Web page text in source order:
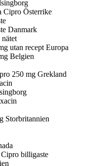
Cipro Österrike
Danmark
utan recept Europa
Belgien
250 mg Grekland
Storbritannien
billigaste